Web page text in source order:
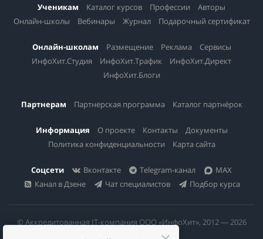
Ученикам Каталог курсов Профессии
Авторы
Онлайн-школы
Вебинары Журнал Подарочный сертификат
Онлайн-школам Размещение Реклама
Сервисы
ИнфоХит.Студия
ИнфоХит.Трафик
ИнфоХит.Директ
ИнфоХит.Блоги
Партнерам Партнерская программа Каталог партнёрок
Информация О проекте Контакты
Документы
Политика конфиденциальности
Карта сайта
Соцсети Вконтакте Telegram-канал
MAX
Канал в Дзене
Чат специалистов Подбор курса
© Аккредитованная IT-компания ООО «ИнфоХит», 2012 — 2026